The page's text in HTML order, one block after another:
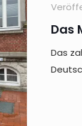
Das
Das